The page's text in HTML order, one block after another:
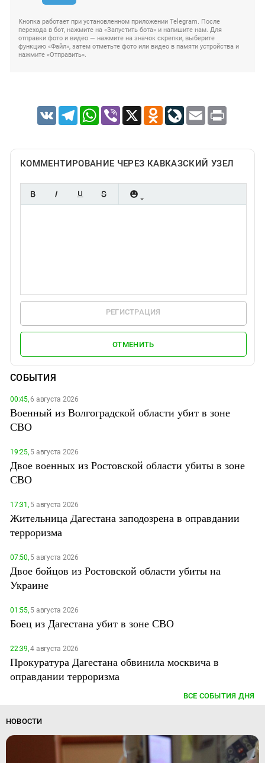
Кнопка работает при установленном приложении Telegram. После
перехода в бот, нажмите на «Запустить бота» и напишите нам. Для
отправки фото и видео — нажмите на значок скрепки, выберите
функцию «Файл», затем отметьте фото или видео в памяти устройства и
нажмите «Отправить».
VK TelegramWhatsApp
Viber X Odnoklassniki
LiveJournal
Email Print
КОММЕНТИРОВАНИЕ ЧЕРЕЗ КАВКАЗСКИЙ УЗЕЛ
РЕГИСТРАЦИЯ
ОТМЕНИТЬ
СОБЫТИЯ
00:45,6 августа 2026
Военный из Волгоградской области убит в зоне
СВО
19:25,5 августа 2026
Двое военных из Ростовской области убиты в зоне
СВО
17:31,5 августа 2026
Жительница Дагестана заподозрена в оправдании
терроризма
07:50,5 августа 2026
Двое бойцов из Ростовской области убиты на
Украине
01:55,5 августа 2026
Боец из Дагестана убит в зоне СВО
22:39,4 августа 2026
Прокуратура Дагестана обвинила москвича в
оправдании терроризма
ВСЕ СОБЫТИЯ ДНЯ
НОВОСТИ